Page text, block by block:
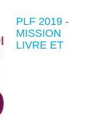
PLF 2019 -
MISSION
LIVRE ET